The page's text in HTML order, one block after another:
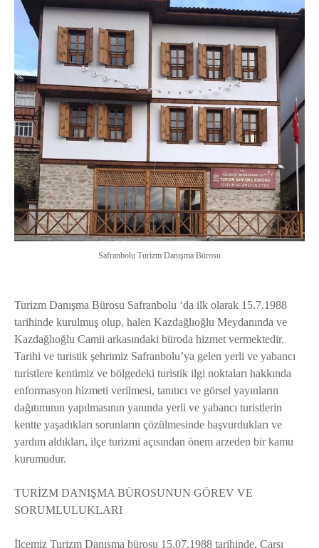
Safranbolu Turizm Danışma Bürosu
Turizm Danışma Bürosu Safranbolu ‘da ilk olarak 15.7.1988
tarihinde kurulmuş olup, halen Kazdağlıoğlu Meydanında ve
Kazdağlıoğlu Camii arkasındaki büroda hizmet vermektedir.
Tarihi ve turistik şehrimiz Safranbolu’ya gelen yerli ve yabancı
turistlere kentimiz ve bölgedeki turistik ilgi noktaları hakkında
enformasyon hizmeti verilmesi, tanıtıcı ve görsel yayınların
dağıtımının yapılmasının yanında yerli ve yabancı turistlerin
kentte yaşadıkları sorunların çözülmesinde başvurdukları ve
yardım aldıkları, ilçe turizmi açısından önem arzeden bir kamu
kurumudur.
TURİZM DANIŞMA BÜROSUNUN GÖREV VE
SORUMLULUKLARI
İlçemiz Turizm Danışma bürosu 15.07.1988 tarihinde, Çarşı